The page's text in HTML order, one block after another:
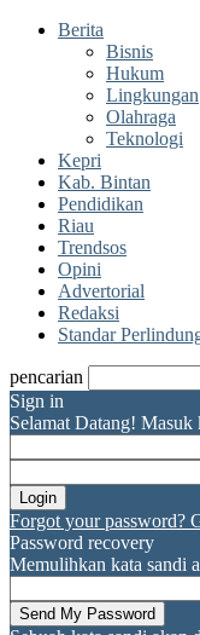
Berita
Bisnis
Hukum
Lingkungan
Olahraga
Teknologi
Kepri
Kab. Bintan
Pendidikan
Riau
Trendsos
Opini
Advertorial
Redaksi
Standar
pencarian
Sign in
Selamat Datang! Masuk
Forgot your password?
Password recovery
Memulihkan kata sandi